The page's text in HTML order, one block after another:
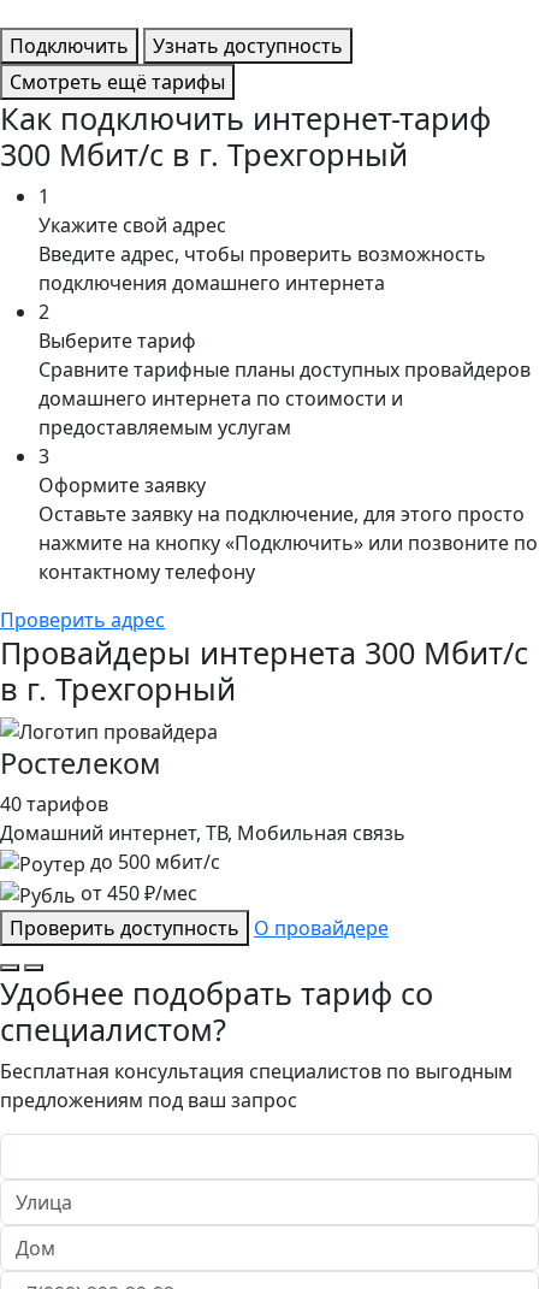
Подключить
Узнать доступность
Смотреть ещё тарифы
Как подключить интернет-тариф
300 Мбит/с в г. Трехгорный
1
Укажите свой адрес
Введите адрес, чтобы проверить возможность
подключения домашнего интернета
2
Выберите тариф
Сравните тарифные планы доступных провайдеров
домашнего интернета по стоимости и
предоставляемым услугам
3
Оформите заявку
Оставьте заявку на подключение, для этого просто
нажмите на кнопку «Подключить» или позвоните по
контактному телефону
Проверить адрес
Провайдеры интернета 300 Мбит/с
в г. Трехгорный
Ростелеком
40 тарифов
Домашний интернет, ТВ, Мобильная связь
до 500 мбит/с
от450₽/мес
Проверить доступность
О провайдере
Удобнее подобрать тариф со
специалистом?
Бесплатная консультация специалистов по выгодным
предложениям под ваш запрос